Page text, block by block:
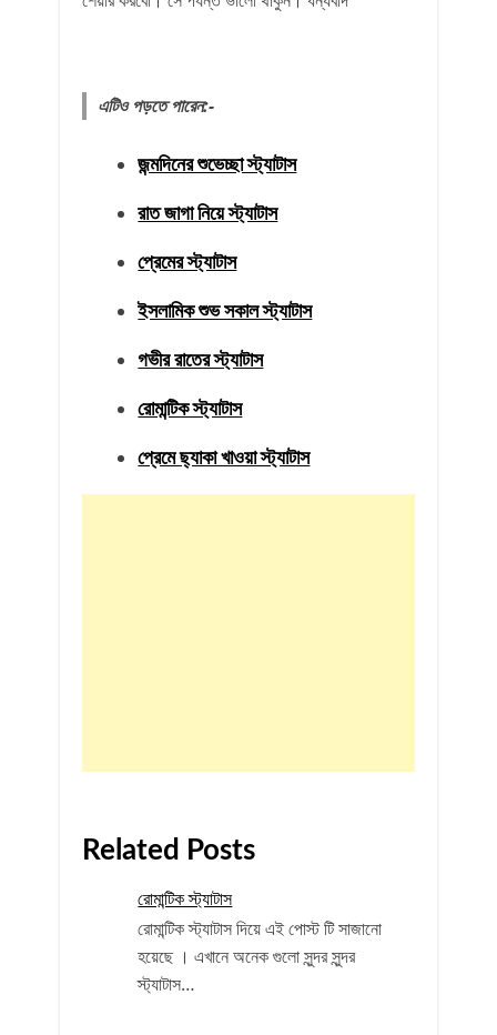
এটিও পড়তে পারেন:-
জন্মদিনের শুভেচ্ছা স্ট্যাটাস
রাত জাগা নিয়ে স্ট্যাটাস
প্রেমের স্ট্যাটাস
ইসলামিক শুভ সকাল স্ট্যাটাস
গভীর রাতের স্ট্যাটাস
রোমান্টিক স্ট্যাটাস
প্রেমে ছ্যাকা খাওয়া স্ট্যাটাস
Related Posts
রোমান্টিক স্ট্যাটাস
রোমান্টিক স্ট্যাটাস দিয়ে এই পোস্ট টি সাজানো
হয়েছে । এখানে অনেক গুলো সুন্দর সুন্দর
স্ট্যাটাস…